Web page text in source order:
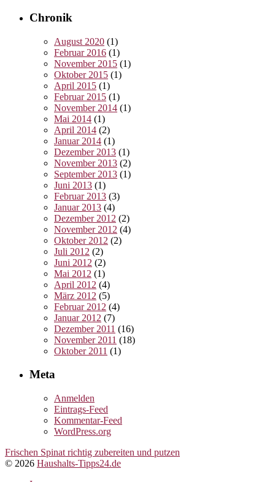
Chronik
August 2020 (1)
Februar 2016 (1)
November 2015 (1)
Oktober 2015 (1)
April 2015 (1)
Februar 2015 (1)
November 2014 (1)
Mai 2014 (1)
April 2014 (2)
Januar 2014 (1)
Dezember 2013 (1)
November 2013 (2)
September 2013 (1)
Juni 2013 (1)
Februar 2013 (3)
Januar 2013 (4)
Dezember 2012 (2)
November 2012 (4)
Oktober 2012 (2)
Juli 2012 (2)
Juni 2012 (2)
Mai 2012 (1)
April 2012 (4)
März 2012 (5)
Februar 2012 (4)
Januar 2012 (7)
Dezember 2011 (16)
November 2011 (18)
Oktober 2011 (1)
Meta
Anmelden
Eintrags-Feed
Kommentar-Feed
WordPress.org
Frischen Spinat richtig zubereiten und putzen
© 2026 Haushalts-Tipps24.de